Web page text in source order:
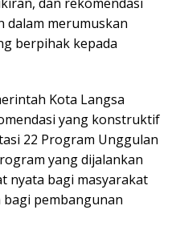
dalam merumuskan
berpihak kepada
Kota Langsa
yang konstruktif
22 Program Unggulan
yang dijalankan
nyata bagi masyarakat
pembangunan